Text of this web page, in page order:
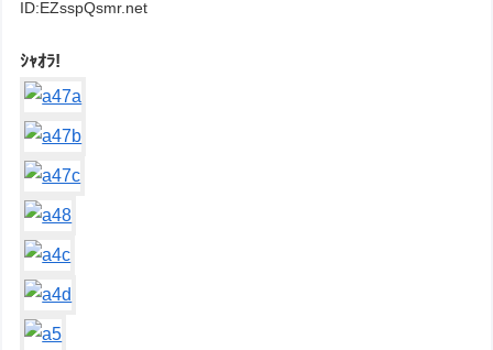
ID:EZsspQsmr.net
ｼｬｵﾗ!